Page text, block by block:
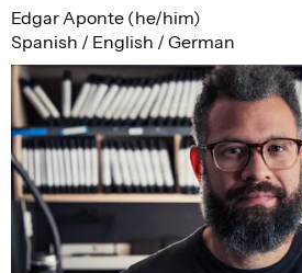
Edgar Aponte (he/him)
Spanish / English / German